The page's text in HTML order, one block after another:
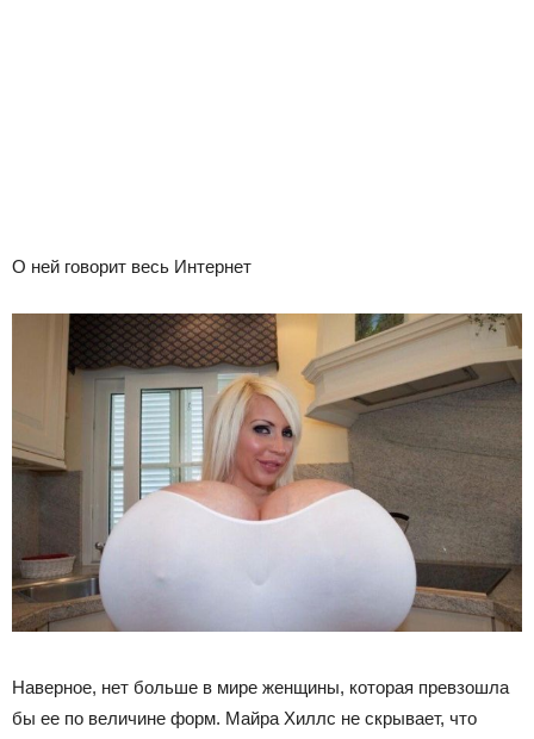
О ней говорит весь Интернет
Наверное, нет больше в мире женщины, которая превзошла
бы ее по величине форм. Майра Хиллс не скрывает, что